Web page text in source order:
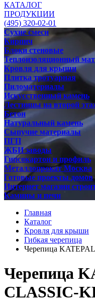
КАТАЛОГ
ПРОДУКЦИИ
(495) 320-02-01
Сухие смеси
Кирпич
Блоки стеновые
Теплоизоляционный
Кровля для крыши
Плитка тротуарная
Пиломатериалы
Искусственный камень
Лестницы на второй
Бетон
Натуральный камень
Сыпучие материалы
ПГП
ЖБИ заводы
Гипсокартон и профиль
Металлопрокат Москва
Готовые проекты домов
Интернет магазин
Камины и печи
Главная
Каталог
Кровля для крыши
Гибкая черепица
Черепица
Черепица
CLASSIC-